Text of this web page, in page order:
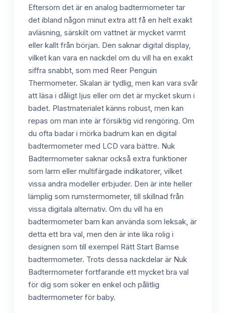
Eftersom det är en analog badtermometer tar
det ibland någon minut extra att få en helt exakt
avläsning, särskilt om vattnet är mycket varmt
eller kallt från början. Den saknar digital display,
vilket kan vara en nackdel om du vill ha en exakt
siffra snabbt, som med Reer Penguin
Thermometer. Skalan är tydlig, men kan vara svår
att läsa i dåligt ljus eller om det är mycket skum i
badet. Plastmaterialet känns robust, men kan
repas om man inte är försiktig vid rengöring. Om
du ofta badar i mörka badrum kan en digital
badtermometer med LCD vara bättre. Nuk
Badtermometer saknar också extra funktioner
som larm eller multifärgade indikatorer, vilket
vissa andra modeller erbjuder. Den är inte heller
lämplig som rumstermometer, till skillnad från
vissa digitala alternativ. Om du vill ha en
badtermometer barn kan använda som leksak, är
detta ett bra val, men den är inte lika rolig i
designen som till exempel Rätt Start Bamse
badtermometer. Trots dessa nackdelar är Nuk
Badtermometer fortfarande ett mycket bra val
för dig som söker en enkel och pålitlig
badtermometer för baby.